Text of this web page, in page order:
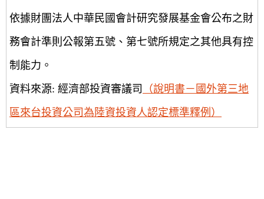
依據財團法人中華民國會計研究發展基金會公布之財
務會計準則公報第五號、第七號所規定之其他具有控
制能力。
資料來源: 經濟部投資審議司
（說明書－國外第三地
區來台投資公司為陸資投資人認定標準釋例）